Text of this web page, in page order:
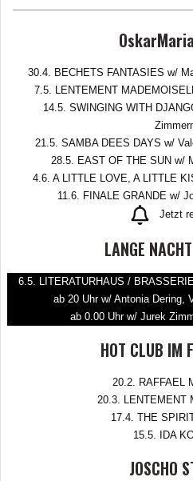
30.4. BECHETS FANTASIES w/
7.5. LENTEMENT
14.5. SWINGING WITH
21.5. SAMBA DEES DAYS w/
28.5. EAST OF THE SUN w/
4.6. A LITTLE LOVE, A LITTLE
11.6. FINALE GRANDE w/
Jetzt
LANGE
6.5. LITERATURHAUS /
ab 20 Uhr w/ Antonia Dering,
ab 0.00 Uhr w/ Jurek
HOT CLUB IM
20.2. RAFFAEL
20.3. LENTEMENT
17.4. THE
15.5. IDA
JOSCHO